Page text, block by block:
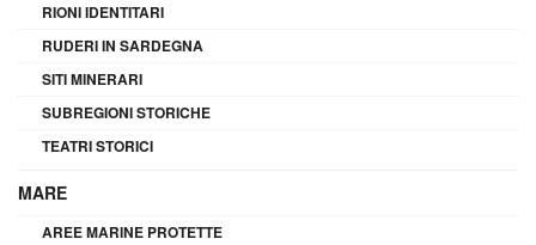
RIONI IDENTITARI
RUDERI IN SARDEGNA
SITI MINERARI
SUBREGIONI STORICHE
TEATRI STORICI
MARE
AREE MARINE PROTETTE